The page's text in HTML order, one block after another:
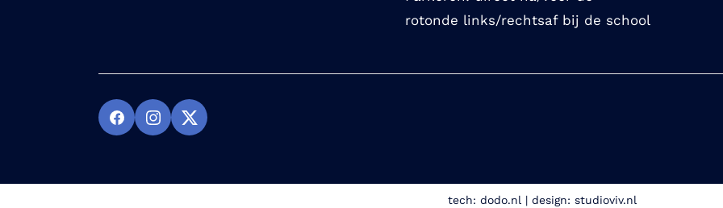
rotonde links/rechtsaf bij de school
tech: dodo.nl | design: studioviv.nl